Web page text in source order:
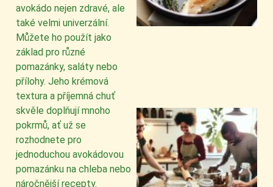
avokádo nejen zdravé, ale
také velmi univerzální.
Můžete ho použít jako
základ pro různé
pomazánky, saláty nebo
přílohy. Jeho krémová
textura a příjemná chuť
skvěle doplňují mnoho
pokrmů, ať už se
rozhodnete pro
jednoduchou avokádovou
pomazánku na chleba nebo
náročnější recepty.